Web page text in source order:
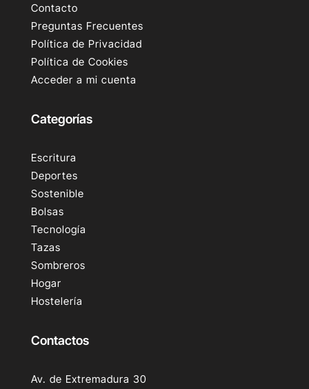
Contacto
Preguntas Frecuentes
Política de Privacidad
Política de Cookies
Acceder a mi cuenta
Categorías
Escritura
Deportes
Sostenible
Bolsas
Tecnología
Tazas
Sombreros
Hogar
Hostelería
Contactos
Av. de Extremadura 30